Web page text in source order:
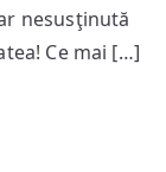
nesusţinută
Ce mai […]